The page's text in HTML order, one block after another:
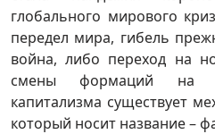
глобального мирового
передел мира, гибель
война, либо переход на
смены формаций на
капитализма существует
который носит название –